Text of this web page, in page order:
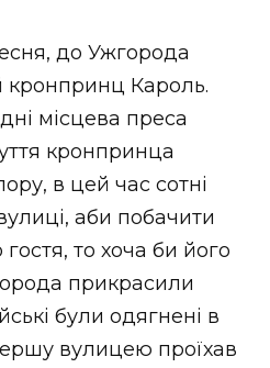
до Ужгорода
кронпринц Кароль.
місцева преса
кронпринца
в цей час сотні
аби побачити
то хоча би його
прикрасили
були одягнені в
вулицею проїхав